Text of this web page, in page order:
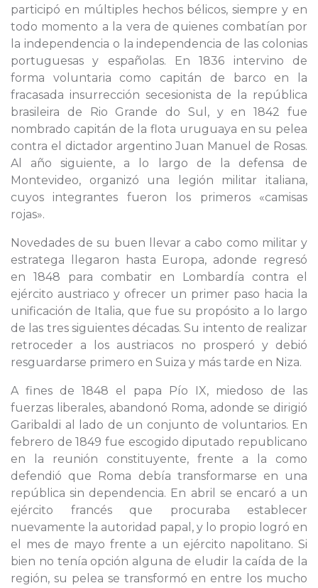
participó en múltiples hechos bélicos, siempre y en
todo momento a la vera de quienes combatían por
la independencia o la independencia de las colonias
portuguesas y españolas. En 1836 intervino de
forma voluntaria como capitán de barco en la
fracasada insurrección secesionista de la república
brasileira de Rio Grande do Sul, y en 1842 fue
nombrado capitán de la flota uruguaya en su pelea
contra el dictador argentino Juan Manuel de Rosas.
Al año siguiente, a lo largo de la defensa de
Montevideo, organizó una legión militar italiana,
cuyos integrantes fueron los primeros «camisas
rojas».
Novedades de su buen llevar a cabo como militar y
estratega llegaron hasta Europa, adonde regresó
en 1848 para combatir en Lombardía contra el
ejército austriaco y ofrecer un primer paso hacia la
unificación de Italia, que fue su propósito a lo largo
de las tres siguientes décadas. Su intento de realizar
retroceder a los austriacos no prosperó y debió
resguardarse primero en Suiza y más tarde en Niza.
A fines de 1848 el papa Pío IX, miedoso de las
fuerzas liberales, abandonó Roma, adonde se dirigió
Garibaldi al lado de un conjunto de voluntarios. En
febrero de 1849 fue escogido diputado republicano
en la reunión constituyente, frente a la como
defendió que Roma debía transformarse en una
república sin dependencia. En abril se encaró a un
ejército francés que procuraba establecer
nuevamente la autoridad papal, y lo propio logró en
el mes de mayo frente a un ejército napolitano. Si
bien no tenía opción alguna de eludir la caída de la
región, su pelea se transformó en entre los mucho